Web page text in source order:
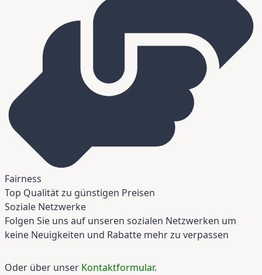
Fairness
Top Qualität zu günstigen Preisen
Soziale Netzwerke
Folgen Sie uns auf unseren sozialen Netzwerken um
keine Neuigkeiten und Rabatte mehr zu verpassen
Oder über unser Kontaktformular.